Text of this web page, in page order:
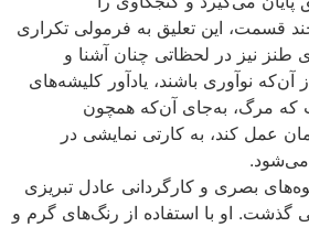
قسمت، این تعلیق به فرمولی تکراری
نیز در لحظاتی چنان آشنا و
آن‌که نوآوری باشند، یادآور کلیشه‌های
که مرگ، به‌جای آن‌که همچون
عمل کند، به کارتی نمایشی در
می‌شود.
بصری و کارگردانی عادل تبریزی
گذشت. او با استفاده از رنگ‌های گرم و